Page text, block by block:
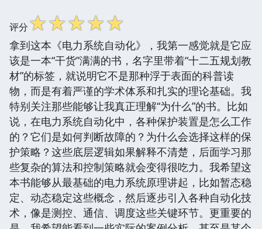
评分☆☆☆☆☆
拿到这本《电力系统自动化》，我第一感觉就是它应
该是一本“干货”满满的书，名字里带着“十二五规划教
材”的标签，就说明它不是那种浮于表面的科普读
物，而是有着严谨的学术体系和扎实的理论基础。我
特别关注那些能够让我真正理解“为什么”的书。比如
说，在电力系统自动化中，各种保护装置是怎么工作
的？它们是如何判断故障的？为什么会选择这样的保
护策略？这些底层逻辑如果解释不清楚，后面学习那
些复杂的算法和控制策略就会变得很吃力。我希望这
本书能够从最基础的电力系统原理讲起，比如暂态稳
定、动态稳定这些概念，然后逐步引入各种自动化技
术，像是测控、通信、调度这些关键环节。更重要的